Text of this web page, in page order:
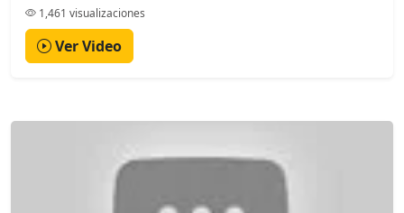
1,461 visualizaciones
Ver Video